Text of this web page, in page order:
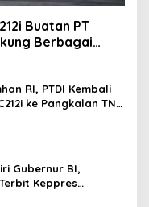
Buatan PT
Berbagai
RI, PTDI Kembali
ke Pangkalan TNI
Gubernur BI,
Keppres
Hormat